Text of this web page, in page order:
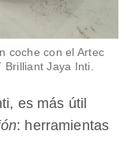
coche con el Artec
Jaya Inti.
es más útil
: herramientas